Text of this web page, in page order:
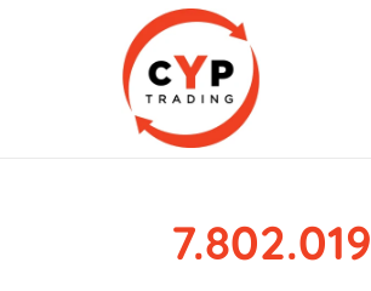
7.802.019